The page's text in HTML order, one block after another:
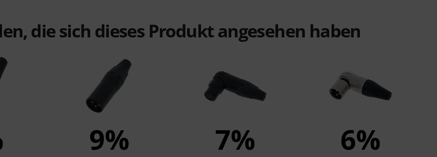
die sich dieses Produkt angesehen haben
9% 7% 6%